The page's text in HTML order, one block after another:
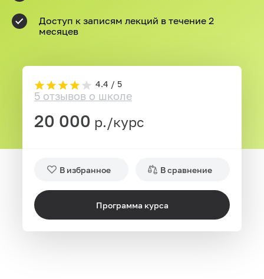
Доступ к записям лекций в течение 2
месяцев
4.4 / 5
5 отзывов о школе
20 000 р./курс
В избранное В сравнение
Программа курса